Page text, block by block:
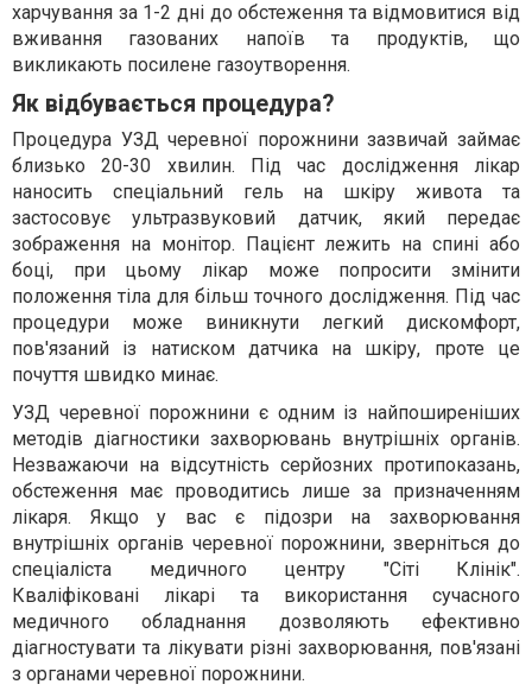
харчування за 1-2 дні до обстеження та відмовитися від
вживання газованих напоїв та продуктів, що
викликають посилене газоутворення.
Як відбувається процедура?
Процедура УЗД черевної порожнини зазвичай займає
близько 20-30 хвилин. Під час дослідження лікар
наносить спеціальний гель на шкіру живота та
застосовує ультразвуковий датчик, який передає
зображення на монітор. Пацієнт лежить на спині або
боці, при цьому лікар може попросити змінити
положення тіла для більш точного дослідження. Під час
процедури може виникнути легкий дискомфорт,
пов'язаний із натиском датчика на шкіру, проте це
почуття швидко минає.
УЗД черевної порожнини є одним із найпоширеніших
методів діагностики захворювань внутрішніх органів.
Незважаючи на відсутність серйозних протипоказань,
обстеження має проводитись лише за призначенням
лікаря. Якщо у вас є підозри на захворювання
внутрішніх органів черевної порожнини, зверніться до
спеціаліста медичного центру "Сіті Клінік".
Кваліфіковані лікарі та використання сучасного
медичного обладнання дозволяють ефективно
діагностувати та лікувати різні захворювання, пов'язані
з органами черевної порожнини.